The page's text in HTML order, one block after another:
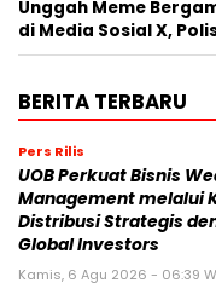
Unggah Meme
di Media Sosial X,
BERITA TERBARU
Pers Rilis
UOB Perkuat Bisnis
Management melalui
Distribusi Strategis
Global Investors
Kamis, 6 Agu 2026 - 06:39